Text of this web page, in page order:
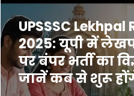
UPSSSC
2025: यूपी में
पर बंपर भर्ती का
जानें कब से शुरू